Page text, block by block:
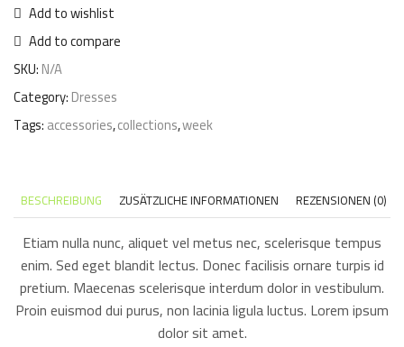
Add to wishlist
Add to compare
SKU:N/A
Category:Dresses
Tags:accessories,collections,week
BESCHREIBUNG ZUSÄTZLICHE INFORMATIONEN REZENSIONEN (0)
Etiam nulla nunc, aliquet vel metus nec, scelerisque tempus
enim. Sed eget blandit lectus. Donec facilisis ornare turpis id
pretium. Maecenas scelerisque interdum dolor in vestibulum.
Proin euismod dui purus, non lacinia ligula luctus. Lorem ipsum
dolor sit amet.